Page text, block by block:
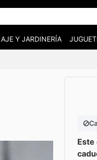
Y JARDINERÍA
Este